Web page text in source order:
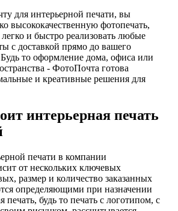
для интерьерной печати, вы
высококачественную фотопечать,
и быстро реализовать любые
с доставкой прямо до вашего
то оформление дома, офиса или
- ФотоПочта готова
и креативные решения для
интерьерная печать
печати в компании
от нескольких ключевых
размер и количество заказанных
определяющими при назначении
печать, будь то печать с логотипом, с